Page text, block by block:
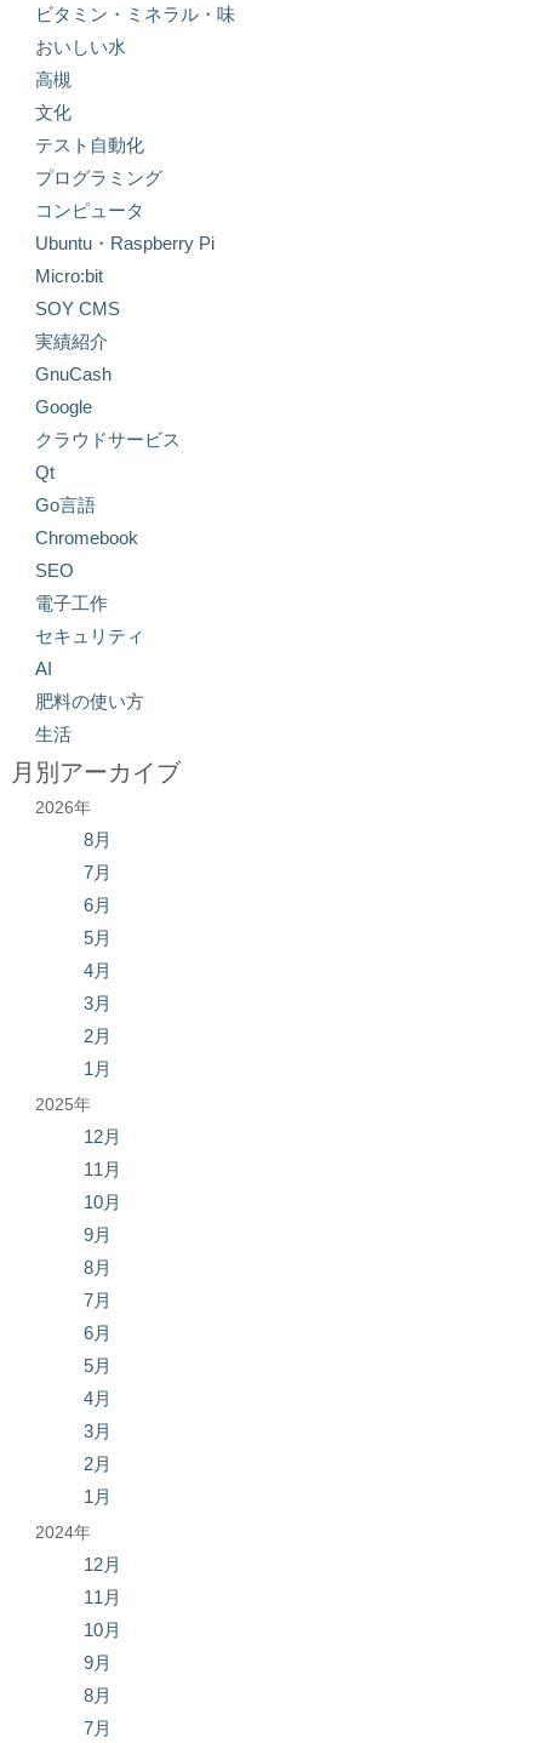
ビタミン・ミネラル・味
おいしい水
高槻
文化
テスト自動化
プログラミング
コンピュータ
Ubuntu・Raspberry Pi
Micro:bit
SOY CMS
実績紹介
GnuCash
Google
クラウドサービス
Qt
Go言語
Chromebook
SEO
電子工作
セキュリティ
AI
肥料の使い方
生活
月別アーカイブ
2026年
8月
7月
6月
5月
4月
3月
2月
1月
2025年
12月
11月
10月
9月
8月
7月
6月
5月
4月
3月
2月
1月
2024年
12月
11月
10月
9月
8月
7月